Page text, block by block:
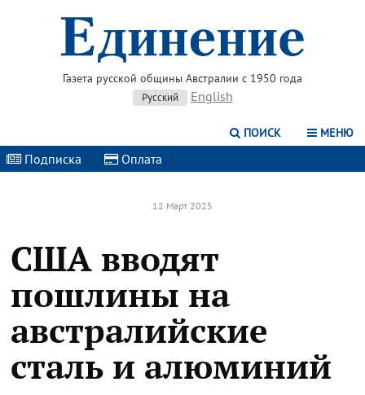
Газета русской общины Австралии с 1950 года
Русский English
ПОИСК МЕНЮ
Подписка | Оплата |
12 Март 2025
США вводят
пошлины на
австралийские
сталь и алюминий